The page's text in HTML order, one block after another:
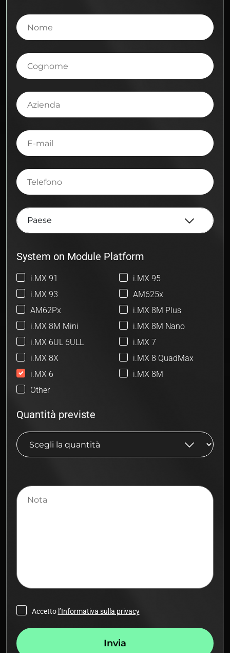
Nome
Cognome
Azienda
E-
mail
Telefono
System on Module Platform
i.MX 91
i.MX 95
i.MX 93
AM625x
AM62Px
i.MX 8M Plus
i.MX 8M Mini
i.MX 8M Nano
i.MX 6UL 6ULL
i.MX 7
i.MX 8X
i.MX 8 QuadMax
i.MX 6
i.MX 8M
Other
Quantità previste
Nota
Accetto l’Informativa sulla privacy
Invia